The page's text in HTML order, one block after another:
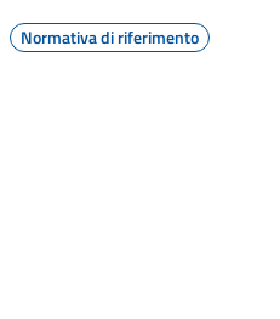
Normativa di riferimento